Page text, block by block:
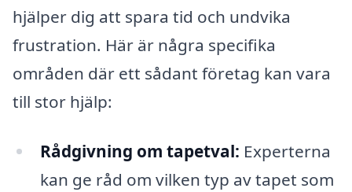
hjälper dig att spara tid och undvika
frustration. Här är några specifika
områden där ett sådant företag kan vara
till stor hjälp:
Rådgivning om tapetval: Experterna
kan ge råd om vilken typ av tapet som